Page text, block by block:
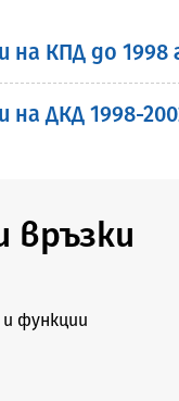
на КПД до 1998
на ДКД 1998-
връзки
функции